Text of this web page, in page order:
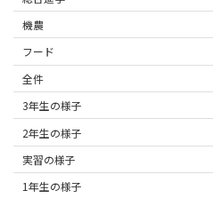
機農
フード
全件
3年生の様子
2年生の様子
実習の様子
1年生の様子